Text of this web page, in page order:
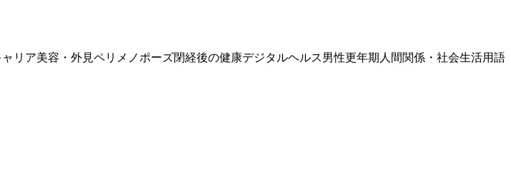
リア美容・外見ペリメノポーズ閉経後の健康デジタルヘルス男性更年期 人間関係・社会生活用語